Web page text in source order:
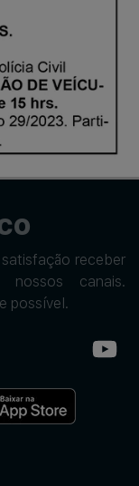
receber
canais.
possível.